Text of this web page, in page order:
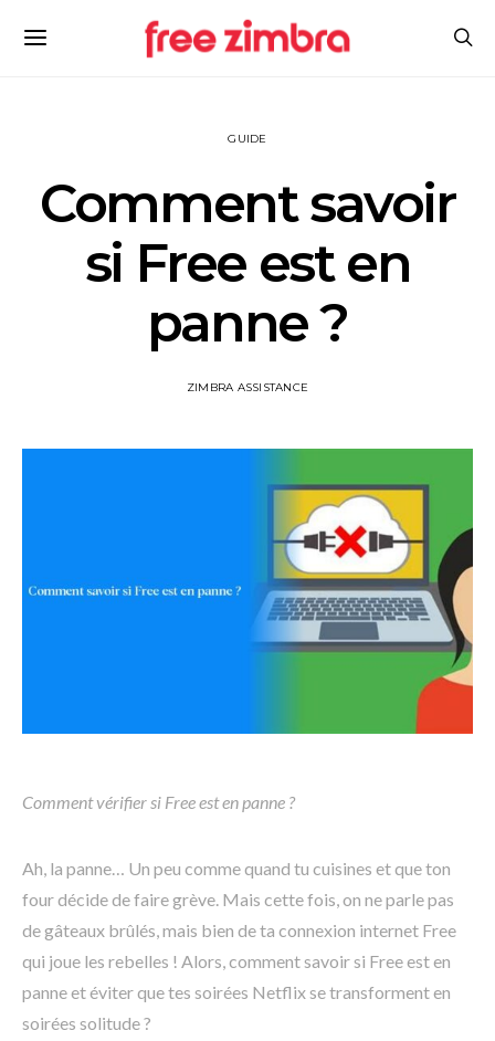
GUIDE
Comment savoir
si Free est en
panne ?
ZIMBRA ASSISTANCE
Comment vérifier si Free est en panne ?
Ah, la panne… Un peu comme quand tu cuisines et que ton
four décide de faire grève. Mais cette fois, on ne parle pas
de gâteaux brûlés, mais bien de ta connexion internet Free
qui joue les rebelles ! Alors, comment savoir si Free est en
panne et éviter que tes soirées Netflix se transforment en
soirées solitude ?